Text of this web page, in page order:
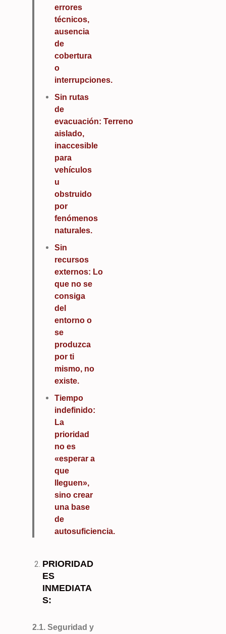
errores
técnicos,
ausencia
de
cobertura
o
interrupciones.
Sin rutas
de
evacuación: Terreno
aislado,
inaccesible
para
vehículos
u
obstruido
por
fenómenos
naturales.
Sin
recursos
externos: Lo
que no se
consiga
del
entorno o
se
produzca
por ti
mismo, no
existe.
Tiempo
indefinido:
La
prioridad
no es
«esperar a
que
lleguen»,
sino crear
una base
de
autosuficiencia.
PRIORIDAD
ES
INMEDIATA
S:
2.1. Seguridad y